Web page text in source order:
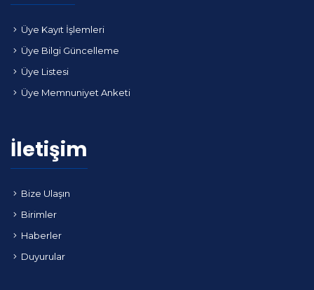
Üye Kayıt İşlemleri
Üye Bilgi Güncelleme
Üye Listesi
Üye Memnuniyet Anketi
İletişim
Bize Ulaşın
Birimler
Haberler
Duyurular